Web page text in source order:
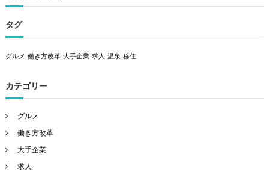
タグ
グルメ 働き方改革 大手企業 求人 温泉 移住
カテゴリー
グルメ
働き方改革
大手企業
求人